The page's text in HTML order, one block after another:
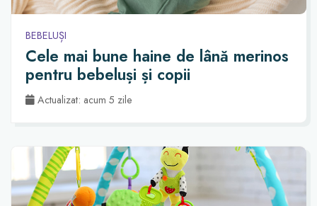
BEBELUȘI
Cele mai bune haine de lână merinos
pentru bebeluși și copii
Actualizat: acum 5 zile